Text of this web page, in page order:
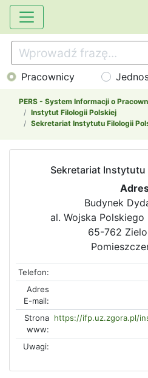
Pracownicy
PERS - System Informacji o
Instytut Filologii Polskiej
Sekretariat Instytutu Filologii
Sekretariat Instytutu
Budynek
al. Wojska
65-762
Telefon:
Adres
E-mail:
Strona
www:
https://ifp.uz.zgora.pl/
Uwagi: